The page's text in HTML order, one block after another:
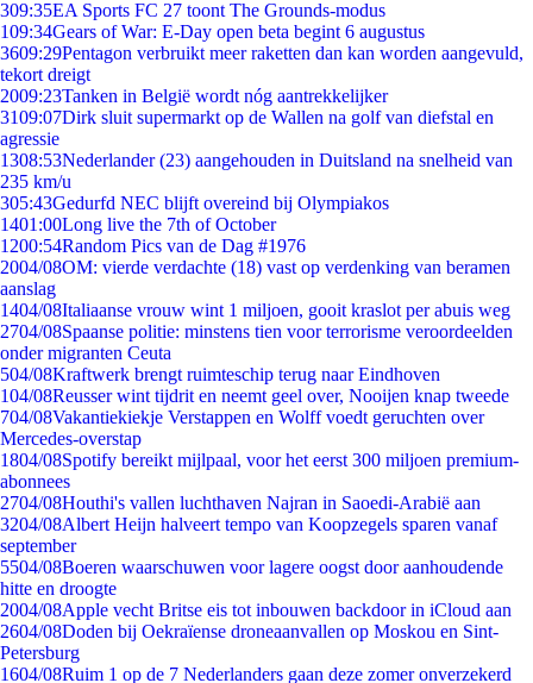
309:35EA Sports FC 27 toont The Grounds-modus
109:34Gears of War: E-Day open beta begint 6 augustus
3609:29Pentagon verbruikt meer raketten dan kan worden aangevuld,
tekort dreigt
2009:23Tanken in België wordt nóg aantrekkelijker
3109:07Dirk sluit supermarkt op de Wallen na golf van diefstal en
agressie
1308:53Nederlander (23) aangehouden in Duitsland na snelheid van
235 km/u
305:43Gedurfd NEC blijft overeind bij Olympiakos
1401:00Long live the 7th of October
1200:54Random Pics van de Dag #1976
2004/08OM: vierde verdachte (18) vast op verdenking van beramen
aanslag
1404/08Italiaanse vrouw wint 1 miljoen, gooit kraslot per abuis weg
2704/08Spaanse politie: minstens tien voor terrorisme veroordeelden
onder migranten Ceuta
504/08Kraftwerk brengt ruimteschip terug naar Eindhoven
104/08Reusser wint tijdrit en neemt geel over, Nooijen knap tweede
704/08Vakantiekiekje Verstappen en Wolff voedt geruchten over
Mercedes-overstap
1804/08Spotify bereikt mijlpaal, voor het eerst 300 miljoen premium-
abonnees
2704/08Houthi's vallen luchthaven Najran in Saoedi-Arabië aan
3204/08Albert Heijn halveert tempo van Koopzegels sparen vanaf
september
5504/08Boeren waarschuwen voor lagere oogst door aanhoudende
hitte en droogte
2004/08Apple vecht Britse eis tot inbouwen backdoor in iCloud aan
2604/08Doden bij Oekraïense droneaanvallen op Moskou en Sint-
Petersburg
1604/08Ruim 1 op de 7 Nederlanders gaan deze zomer onverzekerd